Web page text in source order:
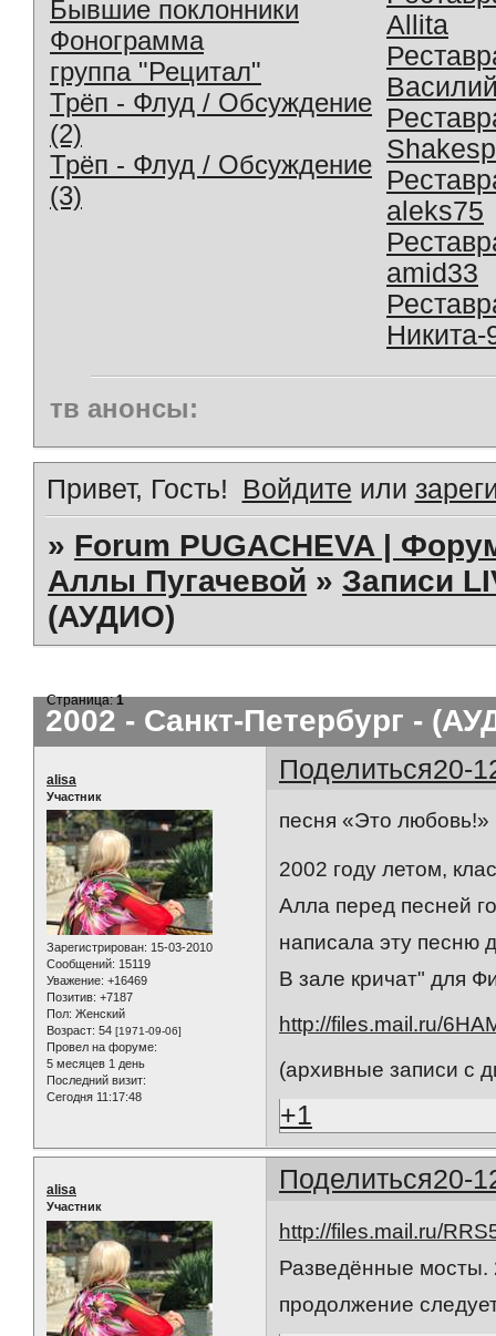
Бывшие поклонники
Фонограмма
группа "Рецитал"
Трёп - Флуд / Обсуждение
(2)
Трёп - Флуд / Обсуждение
(3)
Allita
aleks75
amid33
Никита-
тв анонсы:
Привет, Гость! Войдите или
» Forum PUGACHEVA |
Аллы Пугачевой »Записи
(АУДИО)
2002 - Санкт-Петербург -
Страница:1
Поделиться20-
alisa
Участник
Зарегистрирован: 15-03-2010
Сообщений: 15119
Уважение: +16469
Позитив: +7187
Пол: Женский
Возраст: 54 [1971-09-06]
Провел на форуме:
5 месяцев 1 день
Последний визит:
Сегодня 11:17:48
песня «Это
2002 году летом,
Алла перед песней
написала эту песню
В зале кричат" для
http://files.mail.ru/
(архивные записи с
+1
Поделиться20-
alisa
Участник
http://files.mail.ru/
Разведённые мосты.
продолжение